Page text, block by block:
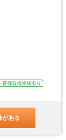
育休取得実績有り
がある